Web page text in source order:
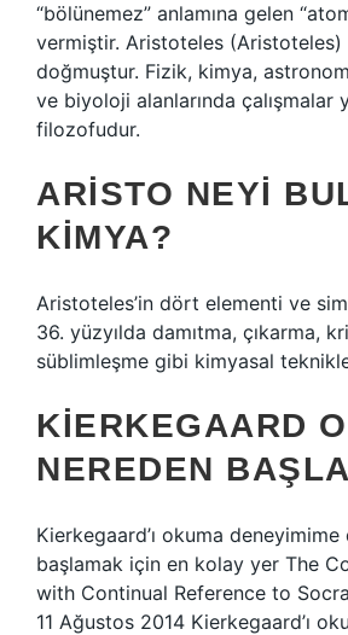
“bölünemez” anlamına gelen
vermiştir. Aristoteles (Aristoteles)
doğmuştur. Fizik, kimya,
ve biyoloji alanlarında çalışmalar
filozofudur.
ARISTO NEYI
KIMYA?
Aristoteles’in dört elementi ve
36. yüzyılda damıtma, çıkarma,
süblimleşme gibi kimyasal
KIERKEGAARD
NEREDEN
Kierkegaard’ı okuma deneyimime
başlamak için en kolay yer The
with Continual Reference to
11 Ağustos 2014 Kierkegaard’ı